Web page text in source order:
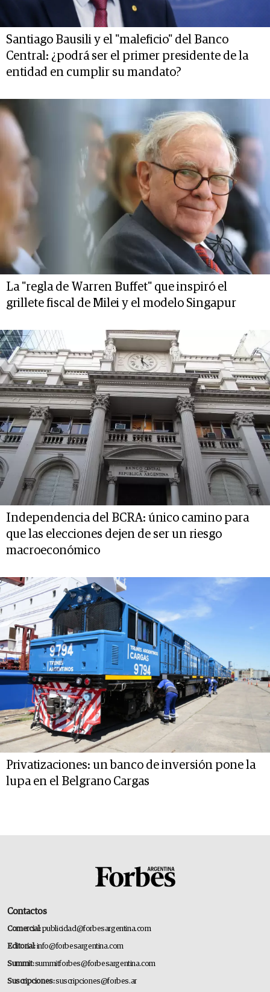
Santiago Bausili y el "maleficio" del Banco
Central: ¿podrá ser el primer presidente de la
entidad en cumplir su mandato?
La "regla de Warren Buffet" que inspiró el
grillete fiscal de Milei y el modelo Singapur
Independencia del BCRA: único camino para
que las elecciones dejen de ser un riesgo
macroeconómico
Privatizaciones: un banco de inversión pone la
lupa en el Belgrano Cargas
Contactos
Comercial:publicidad@forbesargentina.com
Editorial:info@forbesargentina.com
Summit:summitforbes@forbesargentina.com
Suscripciones:suscripciones@forbes.ar